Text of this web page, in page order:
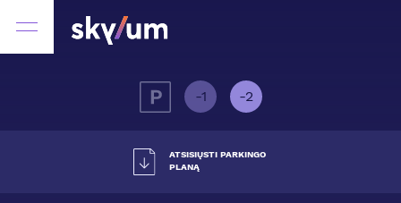
-1 -2
ATSISIŲSTI PARKINGO
PLANĄ